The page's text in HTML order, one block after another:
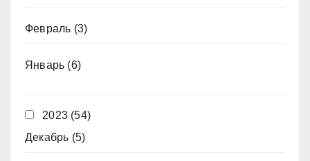
Февраль (3)
Январь (6)
2023 (54)
Декабрь (5)